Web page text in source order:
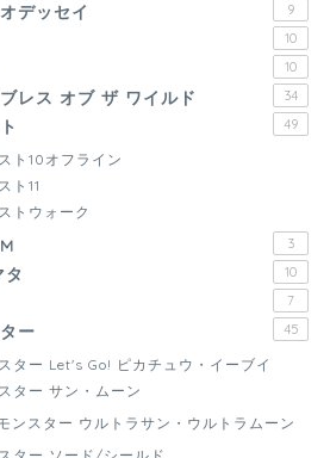
デッセイ 9
10
10
レス オブ ザ ワイルド 34
49
ト10オフライン
ト11
トウォーク
3
10
7
ー 45
ター Let's Go! ピカチュウ・イーブイ
ター サン・ムーン
ンスター ウルトラサン・ウルトラムーン